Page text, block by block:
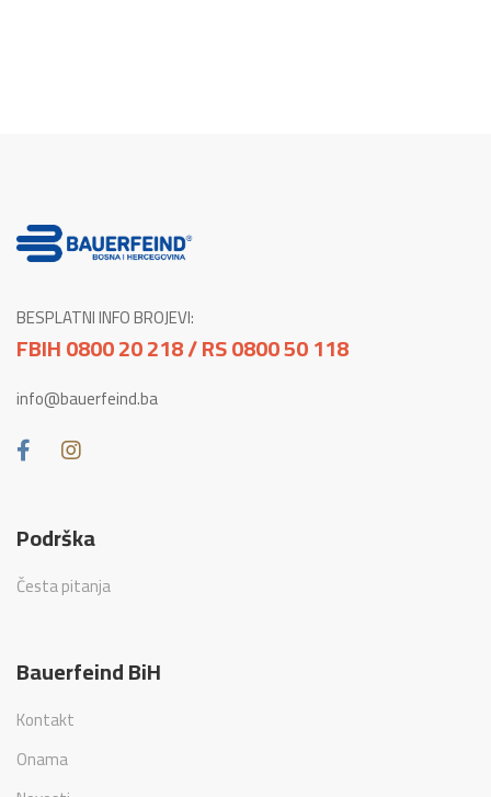
BESPLATNI INFO BROJEVI:
FBIH 0800 20 218 / RS 0800 50 118
info@bauerfeind.ba
Podrška
Česta pitanja
Bauerfeind BiH
Kontakt
Onama